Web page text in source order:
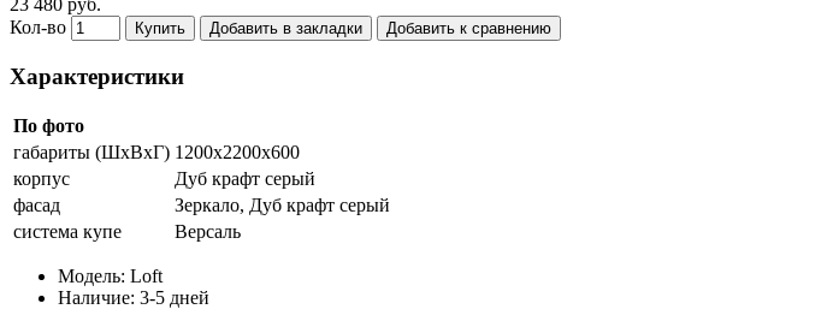
Кол-во
Купить Добавить в закладки Добавить к сравнению
Характеристики
По фото
габариты (ШхВхГ) 1200х2200х600
корпус
Дуб крафт серый
фасад
Зеркало, Дуб крафт серый
система купе
Версаль
Модель: Loft
Наличие: 3-5 дней